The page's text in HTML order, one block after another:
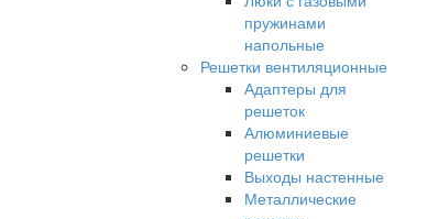
пружинами
напольные
Решетки вентиляционные
Адаптеры для
решеток
Алюминиевые
решетки
Выходы настенные
Металлические